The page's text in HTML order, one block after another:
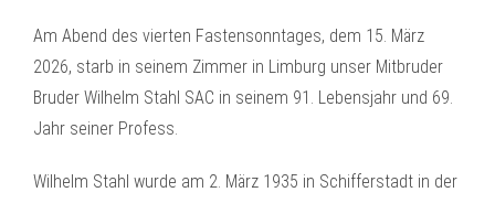
Am Abend des vierten Fastensonntages, dem 15. März
2026, starb in seinem Zimmer in Limburg unser Mitbruder
Bruder Wilhelm Stahl SAC in seinem 91. Lebensjahr und 69.
Jahr seiner Profess.
Wilhelm Stahl wurde am 2. März 1935 in Schifferstadt in der